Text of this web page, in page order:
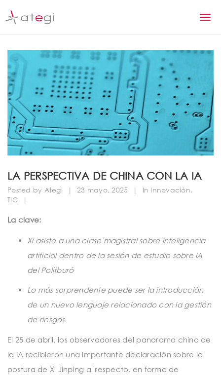
T
g
a
v
i
LA PERSPECTIVA DE CHINA CON LA IA
Posted by Ategi | 23 mayo, 2025 | In Innovación,
TIC
|
La clave:
Xi asiste a una clase magistral sobre inteligencia
artificial dentro de la sesión de estudio sobre IA
del Politburó
Lo más sorprendente puede ser la introducción
de un nuevo lenguaje relacionado con la gestión
de riesgos
El 25 de abril, los observadores del panorama chino de
la IA recibieron una importante declaración sobre la
postura de Xi Jinping al respecto, en forma de